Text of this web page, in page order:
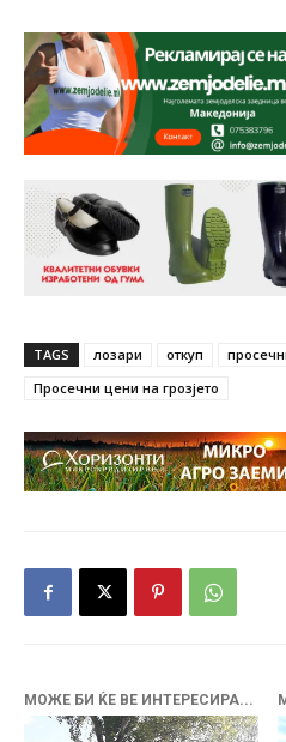
TAGS лозари откуп
Просечни цени на грозјето
МОЖЕ БИ ЌЕ ВЕ ИНТЕРЕСИРА...